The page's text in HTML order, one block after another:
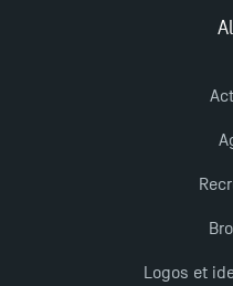
Logos et